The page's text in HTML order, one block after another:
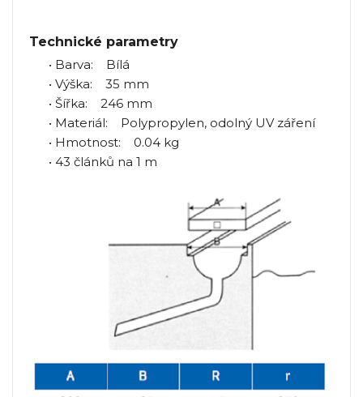
Technické parametry
• Barva: Bílá
• Výška: 35 mm
• Šířka: 246 mm
• Materiál: Polypropylen, odolný UV záření
• Hmotnost: 0.04 kg
• 43 článků na 1 m